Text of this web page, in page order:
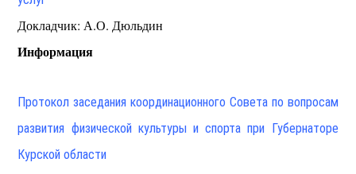
Докладчик: А.О. Дюльдин
Информация
Протокол заседания координационного Совета по вопросам
развития физической культуры и спорта при Губернаторе
Курской области